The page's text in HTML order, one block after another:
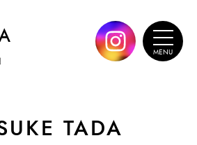
TADA